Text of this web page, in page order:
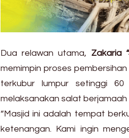
Dua relawan utama, Zakaria
memimpin proses
terkubur lumpur setinggi 60
melaksanakan salat
“Masjid ini adalah tempat
ketenangan. Kami ingin